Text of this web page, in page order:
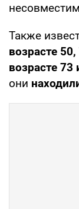
Также
возрасте
возрасте 73
они